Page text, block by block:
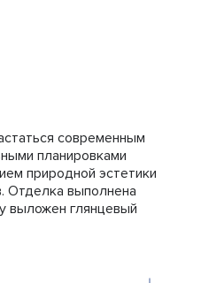
современным
планировками
природной эстетики
Отделка выполнена
выложен глянцевый